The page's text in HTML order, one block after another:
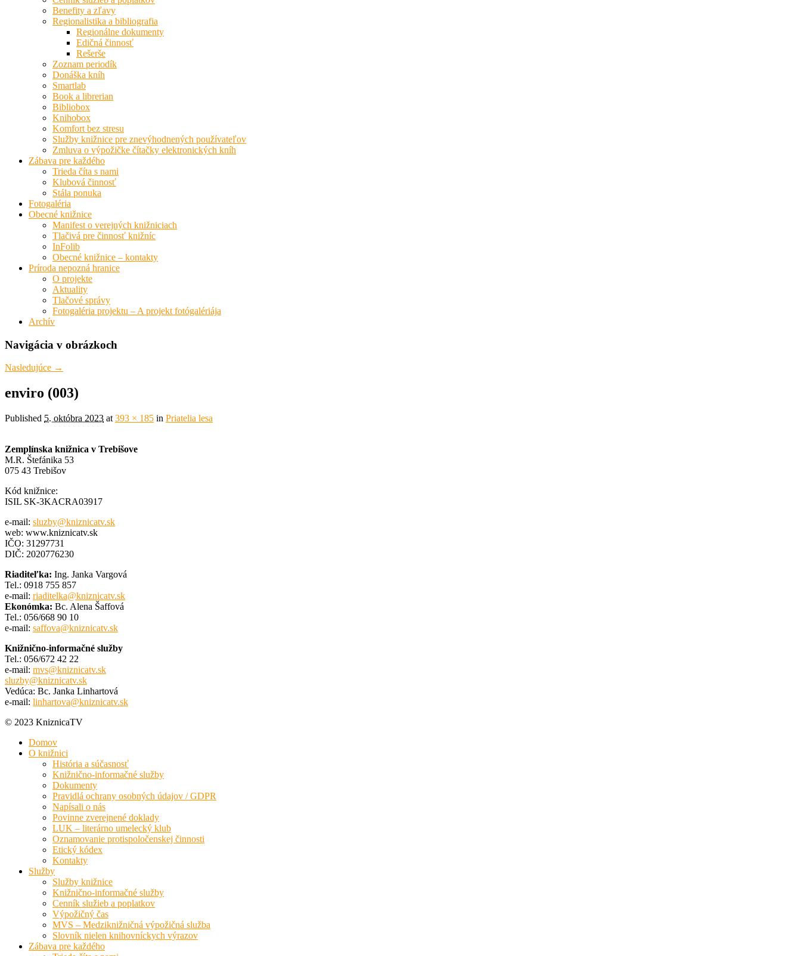
Benefity a zľavy
Regionalistika a bibliografia
Regionálne dokumenty
Edičná činnosť
Rešerše
Zoznam periodík
Donáška kníh
Smartlab
Book a librerian
Bibliobox
Knihobox
Komfort bez stresu
Služby knižnice pre znevýhodnených používateľov
Zmluva o výpožičke čítačky elektronických kníh
Zábava pre každého
Trieda číta s nami
Klubová činnosť
Stála ponuka
Fotogaléria
Obecné knižnice
Manifest o verejných knižniciach
Tlačivá pre činnosť knižníc
InFolib
Obecné knižnice – kontakty
Príroda nepozná hranice
O projekte
Aktuality
Tlačové správy
Fotogaléria projektu – A projekt fotógalériája
Archív
Navigácia v obrázkoch
Nasledujúce →
enviro (003)
Published 5. októbra 2023 at 393 × 185 in Priatelia lesa
Zemplínska knižnica v Trebišove
M.R. Štefánika 53
075 43 Trebišov
Kód knižnice:
ISIL SK-3KACRA03917
e-mail: sluzby@kniznicatv.sk
web: www.kniznicatv.sk
IČO: 31297731
DIČ: 2020776230
Riaditeľka: Ing. Janka Vargová
Tel.: 0918 755 857
e-mail: riaditelka@kniznicatv.sk
Ekonómka: Bc. Alena Šaffová
Tel.: 056/668 90 10
e-mail: saffova@kniznicatv.sk
Knižnično-informačné služby
Tel.: 056/672 42 22
e-mail: mvs@kniznicatv.sk
sluzby@kniznicatv.sk
Vedúca: Bc. Janka Linhartová
e-mail: linhartova@kniznicatv.sk
© 2023 KniznicaTV
Domov
O knižnici
História a súčasnosť
Knižnično-informačné služby
Dokumenty
Pravidlá ochrany osobných údajov / GDPR
Napísali o nás
Povinne zverejnené doklady
LUK – literárno umelecký klub
Oznamovanie protispoločenskej činnosti
Etický kódex
Kontakty
Služby
Služby knižnice
Knižnično-informačné služby
Cenník služieb a poplatkov
Výpožičný čas
MVS – Medziknižničná výpožičná služba
Slovník nielen knihovníckych výrazov
Zábava pre každého